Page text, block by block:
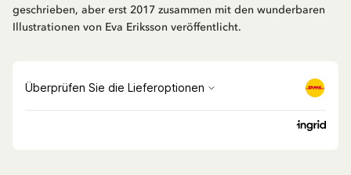
geschrieben, aber erst 2017 zusammen mit den wunderbaren
Illustrationen von Eva Eriksson veröffentlicht.